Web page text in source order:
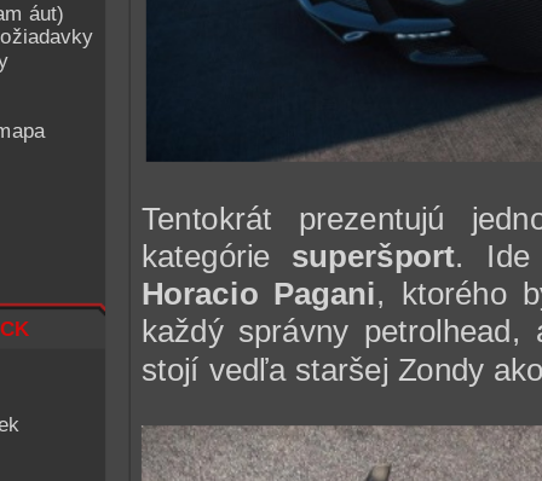
áut)
Tentokrát prezentujú
kategórie superšport. Ide
Horacio Pagani, ktorého
každý správny
stojí vedľa staršej Zondy